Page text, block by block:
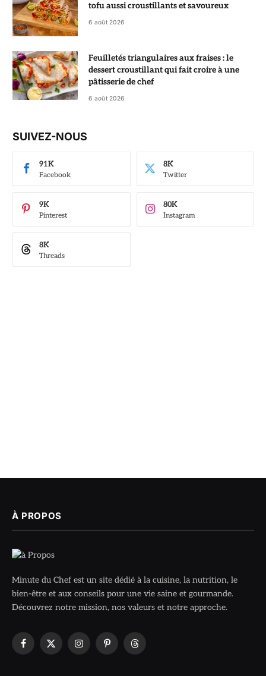
tofu aussi croustillants et savoureux
6 août 2026
Feuilletés triangulaires aux fraises : le
dessert croustillant qui fait croire à une
pâtisserie de chef
6 août 2026
SUIVEZ-NOUS
Facebook
91K
Twitter
8K
Pinterest
9K
Instagram
80K
Threads
8K
À PROPOS
Minute du Chef est un site dédié à la cuisine, la nutrition, le
bien-être et aux conseils pour une vie saine et gourmande.
Découvrez notre mission, nos valeurs et notre approche.
Facebook
X
InstagramPinterestThreads